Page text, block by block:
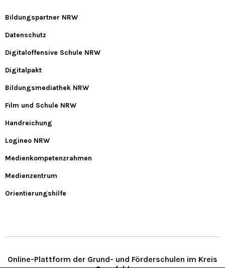
Bildungspartner NRW
Datenschutz
Digitaloffensive Schule NRW
Digitalpakt
Bildungsmediathek NRW
Film und Schule NRW
Handreichung
Logineo NRW
Medienkompetenzrahmen
Medienzentrum
Orientierungshilfe
Online-Plattform der Grund- und Förderschulen im Kreis